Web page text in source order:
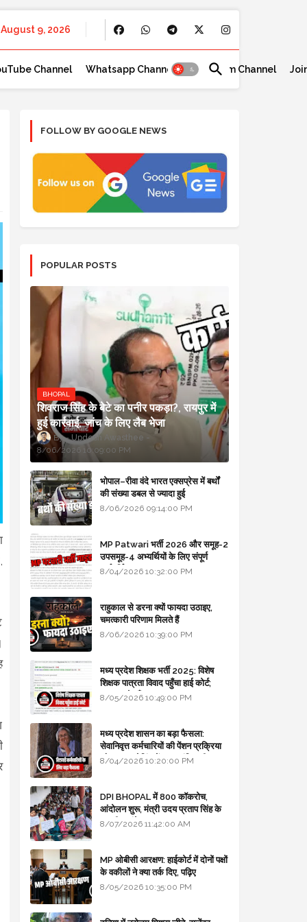
August 9, 2026
Channel Whatsapp Channel Telegram Channel
FOLLOW BY GOOGLE NEWS
POPULAR POSTS
BHOPAL
शिवराज सिंह के बेटे का पनीर पकड़ा?, रायपुर में
हुई कार्रवाई, जांच के लिए लैब भेजा
Updesh Awasthee
8/06/2026 10:09:00 PM
भोपाल–रीवा वंदे भारत एक्सप्रेस में बर्थों
की संख्या डबल से ज्यादा हुई
8/06/2026 09:14:00 PM
MP Patwari भर्ती 2026 और समूह-2
उपसमूह-4 अभ्यर्थियों के लिए संपूर्ण
मार्गदर्शिका
8/04/2026 10:32:00 PM
राहुकाल से डरना क्यों फायदा उठाइए,
चमत्कारी परिणाम मिलते हैं
8/06/2026 10:39:00 PM
मध्य प्रदेश शिक्षक भर्ती 2025: विशेष
शिक्षक पात्रता विवाद पहुँचा हाई कोर्ट;
सरकार से माँगा जवाब
8/05/2026 10:49:00 PM
मध्य प्रदेश शासन का बड़ा फैसला:
सेवानिवृत्त कर्मचारियों की पेंशन प्रक्रिया
और बजट कोडिंग में हुए क्रांतिकारी
8/04/2026 10:20:00 PM
DPI BHOPAL में 800 कॉकरोच,
आंदोलन शुरू, मंत्री उदय प्रताप सिंह के
घर भी जाएंगे
8/07/2026 11:42:00 AM
MP ओबीसी आरक्षण: हाईकोर्ट में दोनों पक्षों
के वकीलों ने क्या तर्क दिए, पढ़िए
8/05/2026 10:35:00 PM